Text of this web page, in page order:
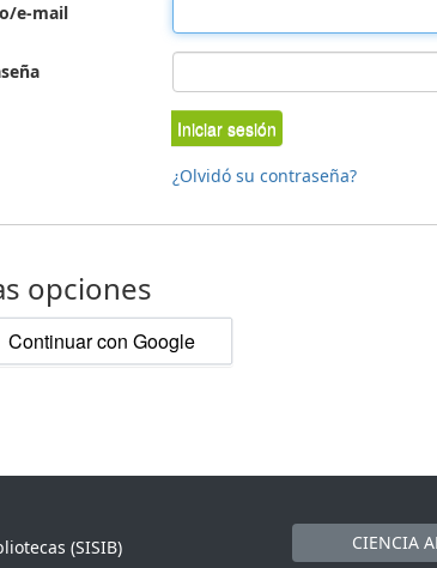
e-mail
Iniciar sesión
¿Olvidó su contraseña?
opciones
Continuar con Google
(SISIB)
CIENCIA